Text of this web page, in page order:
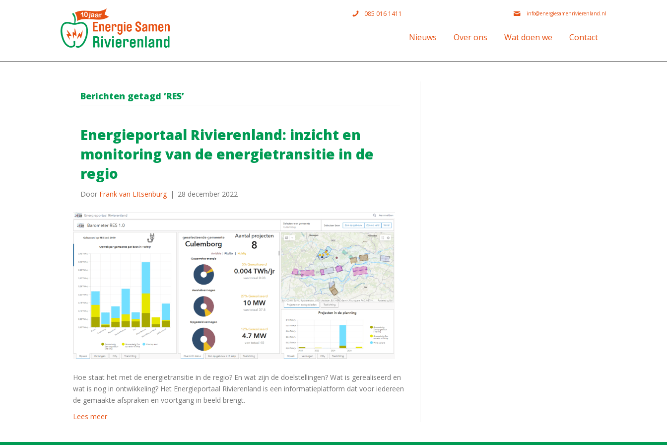
085 016 1411 info@energiesamenrivierenland.nl
Nieuws Over ons Wat doen we Contact
Berichten getagd ‘RES’
Energieportaal Rivierenland: inzicht en
monitoring van de energietransitie in de
regio
Door Frank van LItsenburg | 28 december 2022
Hoe staat het met de energietransitie in de regio? En wat zijn de doelstellingen? Wat is gerealiseerd en
wat is nog in ontwikkeling? Het Energieportaal Rivierenland is een informatieplatform dat voor iedereen
de gemaakte afspraken en voortgang in beeld brengt.
Lees meer